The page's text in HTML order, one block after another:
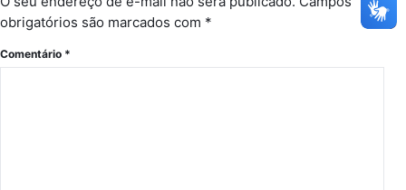
obrigatórios são marcados com *
Comentário *